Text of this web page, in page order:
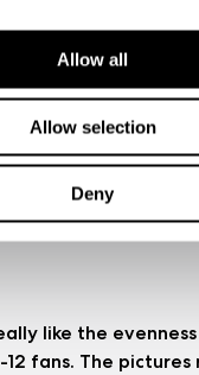
Allow all
Allow selection
Deny
like the
fans. The pictures